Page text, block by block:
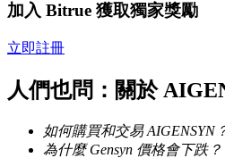
鎖倉BTR
加入 Bitrue 獲取獨家獎勵
立即註冊
人們也問：關於
如何購買和交易 AIGENSYN
為什麼 Gensyn 價格會下跌？